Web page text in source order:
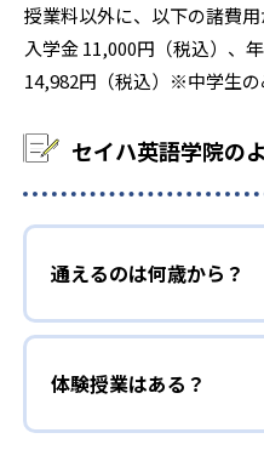
授業料以外に、以下の諸費用
入学金 11,000円（税込）、
14,982円（税込）※中学生
セイハ英語学院の
通えるのは何歳から？
体験授業はある？